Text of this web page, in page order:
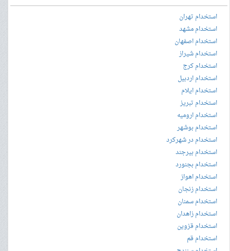
استخدام تهران
استخدام مشهد
استخدام اصفهان
استخدام شیراز
استخدام کرج
استخدام اردبیل
استخدام ایلام
استخدام تبریز
استخدام ارومیه
استخدام بوشهر
استخدام در شهرکرد
استخدام بیرجند
استخدام بجنورد
استخدام اهواز
استخدام زنجان
استخدام سمنان
استخدام زاهدان
استخدام قزوین
استخدام قم